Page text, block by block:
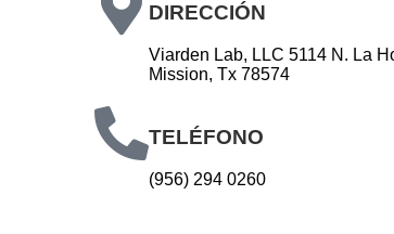
DIRECCIÓN
Viarden Lab, LLC 5114 N. La
Mission, Tx 78574
TELÉFONO
(956) 294 0260